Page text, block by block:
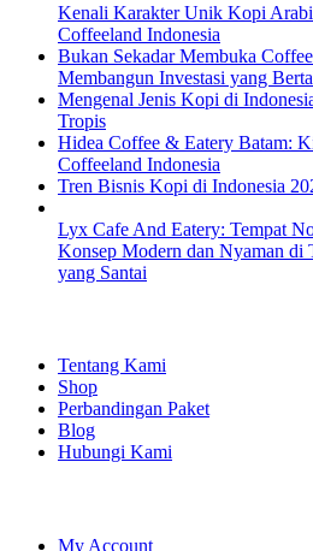
Kenali Karakter Unik Kopi
Coffeeland Indonesia
Bukan Sekadar Membuka
Membangun Investasi yang
Mengenal Jenis Kopi di
Tropis
Hidea Coffee & Eatery Batam:
Coffeeland Indonesia
Tren Bisnis Kopi di Indonesia
Lyx Cafe And Eatery: Tempat
Konsep Modern dan Nyaman di
yang Santai
Tentang Kami
Shop
Perbandingan Paket
Blog
Hubungi Kami
My Account